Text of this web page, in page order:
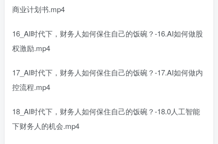
商业计划书.mp4
16_AI时代下，财务人如何保住自己的饭碗？-16.AI如何做股
权激励.mp4
17_AI时代下，财务人如何保住自己的饭碗？-17.AI如何做内
控流程.mp4
18_AI时代下，财务人如何保住自己的饭碗？-18.0人工智能
下财务人的机会.mp4